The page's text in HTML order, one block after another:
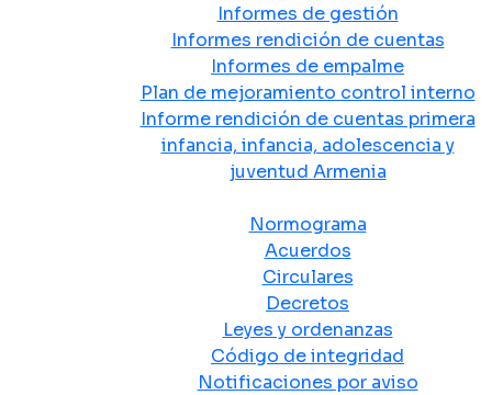
Informes de gestión
Informes rendición de cuentas
Informes de empalme
Plan de mejoramiento control interno
Informe rendición de cuentas primera
infancia, infancia, adolescencia y
juventud Armenia
Normograma
Acuerdos
Circulares
Decretos
Leyes y ordenanzas
Código de integridad
Notificaciones por aviso